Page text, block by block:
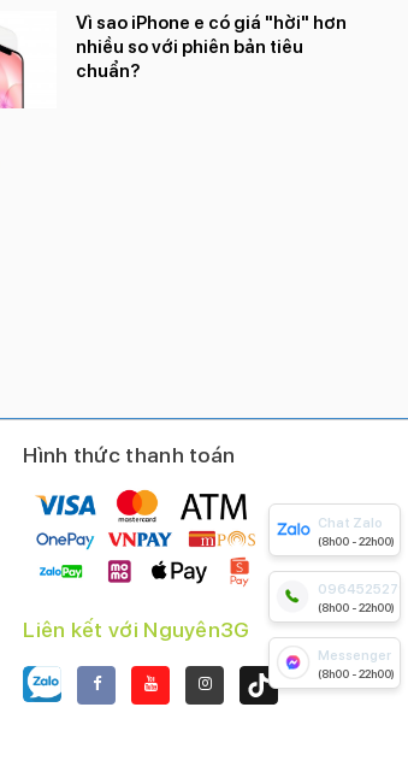
Vì sao iPhone e có giá "hời" hơn
nhiều so với phiên bản tiêu
chuẩn?
Chat Zalo
(8h00 - 22h00)
0964525279
(8h00 - 22h00)
Messenger
(8h00 - 22h00)
Hình thức thanh toán
Liên kết với Nguyên3G